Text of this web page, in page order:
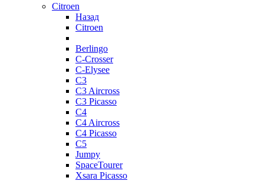
Citroen
Назад
Citroen
Berlingo
C-Crosser
C-Elysee
C3
C3 Aircross
C3 Picasso
C4
C4 Aircross
C4 Picasso
C5
Jumpy
SpaceTourer
Xsara Picasso